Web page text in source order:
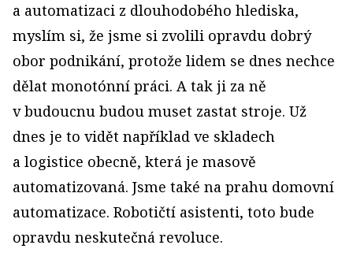
a automatizaci z dlouhodobého hlediska,
myslím si, že jsme si zvolili opravdu dobrý
obor podnikání, protože lidem se dnes nechce
dělat monotónní práci. A tak ji za ně
v budoucnu budou muset zastat stroje. Už
dnes je to vidět například ve skladech
a logistice obecně, která je masově
automatizovaná. Jsme také na prahu domovní
automatizace. Robotičtí asistenti, toto bude
opravdu neskutečná revoluce.